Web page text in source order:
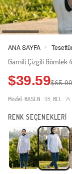
ANA SAYFA >
Garnili Çizgili Gömlek
$39.59$65.99
Model: BASEN : 98, BEL : 74,
RENK SEÇENEKLERİ